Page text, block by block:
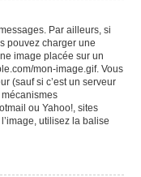
Par ailleurs, si
pouvez charger une
image placée sur un
mon-image.gif. Vous
(sauf si c’est un serveur
ou Yahoo!, sites
utilisez la balise